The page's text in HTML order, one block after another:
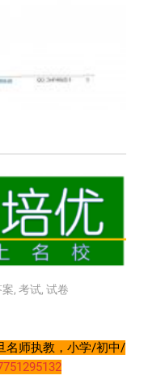
, 考试, 试卷
名师执教，小学/初中/